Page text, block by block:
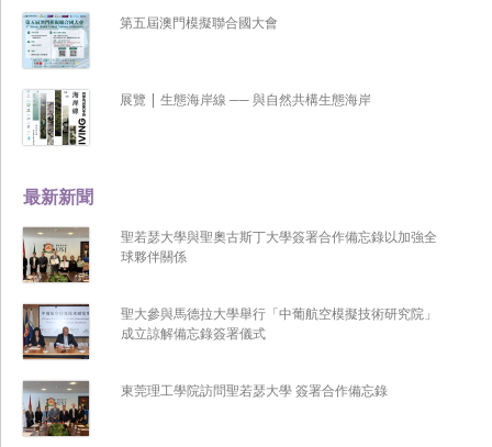
最新新聞
聖若瑟大學與聖奧古斯丁大學簽署合作備忘錄以加強全
球夥伴關係
聖大參與馬德拉大學舉行「中葡航空模擬技術研究院」
成立諒解備忘錄簽署儀式
東莞理工學院訪問聖若瑟大學 簽署合作備忘錄
第五屆澳門模擬聯合國大會
展覽 | 生態海岸線 ── 與自然共構生態海岸